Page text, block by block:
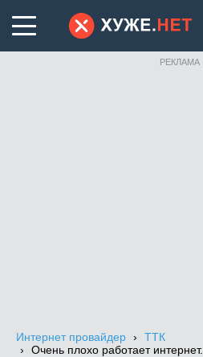
РЕКЛАМА
Интернет провайдер
ТТК
Очень плохо работает интернет.